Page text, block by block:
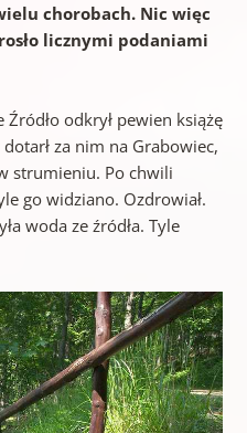
chorobach. Nic więc
licznymi podaniami
odkrył pewien książę
za nim na Grabowiec,
strumieniu. Po chwili
go widziano. Ozdrowiał.
woda ze źródła. Tyle